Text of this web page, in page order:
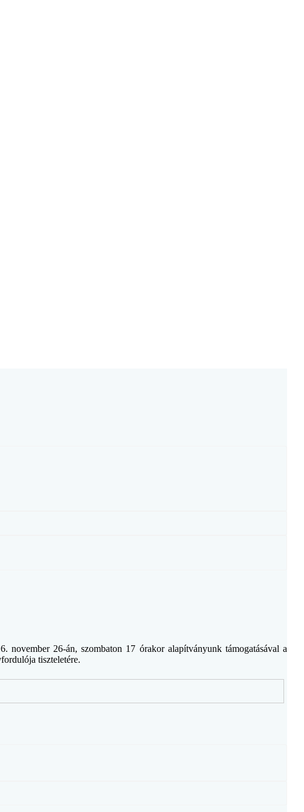
26-án, szombaton 17 órakor alapítványunk támogatásával a
tiszteletére.